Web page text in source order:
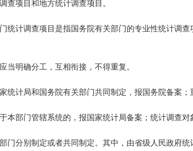
查项目和地方统计调查项目。
计调查项目是指国务院有关部门的专业性统计调查
明确分工，互相衔接，不得重复。
统计局和国务院有关部门共同制定，报国务院备案；
门管辖系统的，报国家统计局备案；统计调查对
分别制定或者共同制定。其中，由省级人民政府统